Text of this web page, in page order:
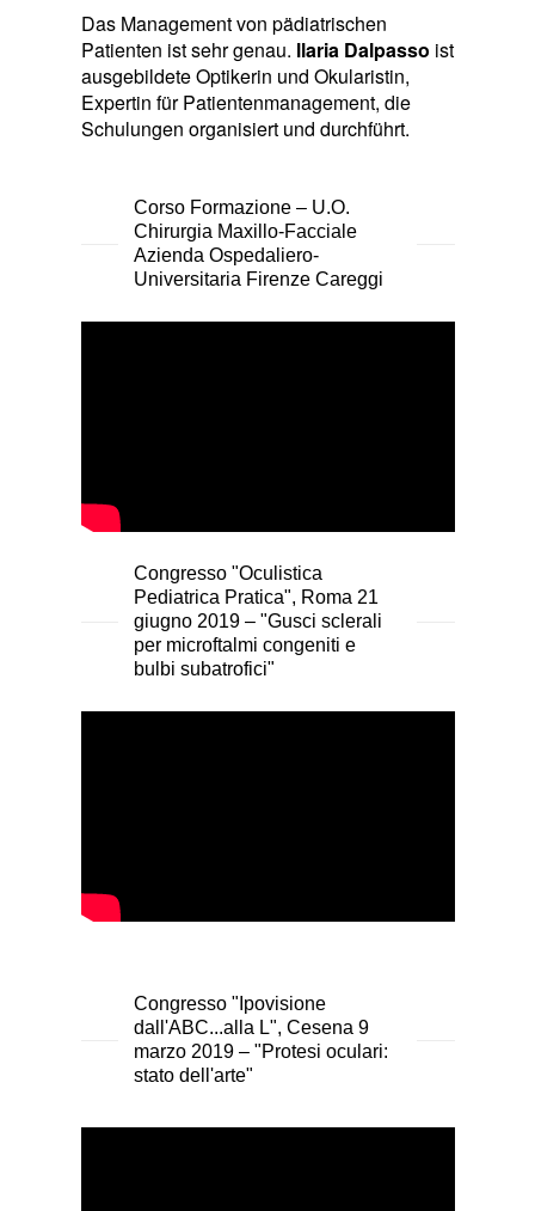
Das Management von pädiatrischen
Patienten ist sehr genau. llaria Dalpasso ist
ausgebildete Optikerin und Okularistin,
Expertin für Patientenmanagement, die
Schulungen organisiert und durchführt.
Corso Formazione – U.O.
Chirurgia Maxillo-Facciale
Azienda Ospedaliero-
Universitaria Firenze Careggi
Congresso "Oculistica
Pediatrica Pratica", Roma 21
giugno 2019 – "Gusci sclerali
per microftalmi congeniti e
bulbi subatrofici"
Congresso "Ipovisione
dall'ABC...alla L", Cesena 9
marzo 2019 – "Protesi oculari:
stato dell'arte"